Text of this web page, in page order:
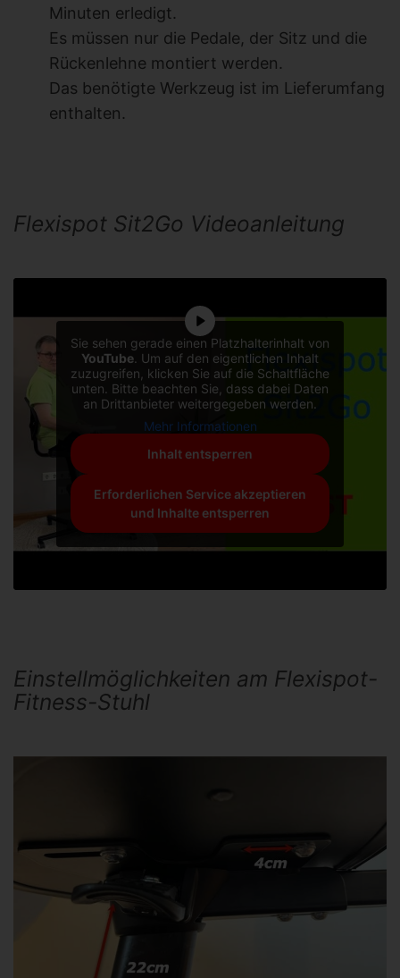
Minuten erledigt.
Es müssen nur die Pedale, der Sitz und die
Rückenlehne montiert werden.
Das benötigte Werkzeug ist im Lieferumfang
enthalten.
Flexispot Sit2Go Videoanleitung
Sie sehen gerade einen Platzhalterinhalt von
YouTube. Um auf den eigentlichen Inhalt
zuzugreifen, klicken Sie auf die Schaltfläche
unten. Bitte beachten Sie, dass dabei Daten
an Drittanbieter weitergegeben werden.
Mehr Informationen
Inhalt entsperren
Erforderlichen Service akzeptieren
und Inhalte entsperren
Einstellmöglichkeiten am Flexispot-
Fitness-Stuhl